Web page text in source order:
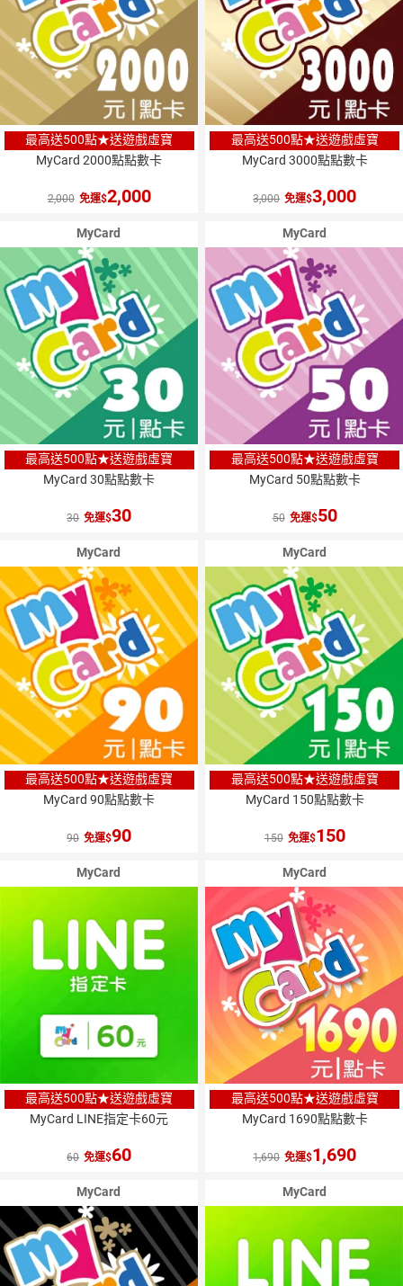
最高送500點★送遊戲虛寶
MyCard 2000點點數卡
2,000 免運 2,000
最高送500點★送遊戲虛寶
MyCard 3000點點數卡
3,000 免運 3,000
MyCard
最高送500點★送遊戲虛寶
MyCard 30點點數卡
30 免運 30
MyCard
最高送500點★送遊戲虛寶
MyCard 50點點數卡
50 免運 50
MyCard
最高送500點★送遊戲虛寶
MyCard 90點點數卡
90 免運 90
MyCard
最高送500點★送遊戲虛寶
MyCard 150點點數卡
150 免運 150
MyCard
最高送500點★送遊戲虛寶
MyCard LINE指定卡60元
60 免運 60
MyCard
最高送500點★送遊戲虛寶
MyCard 1690點點數卡
1,690 免運 1,690
MyCard MyCard